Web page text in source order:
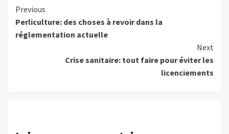
Continue
Reading
Previous
Perliculture: des choses à revoir dans la
réglementation actuelle
Next
Crise sanitaire: tout faire pour éviter les
licenciements